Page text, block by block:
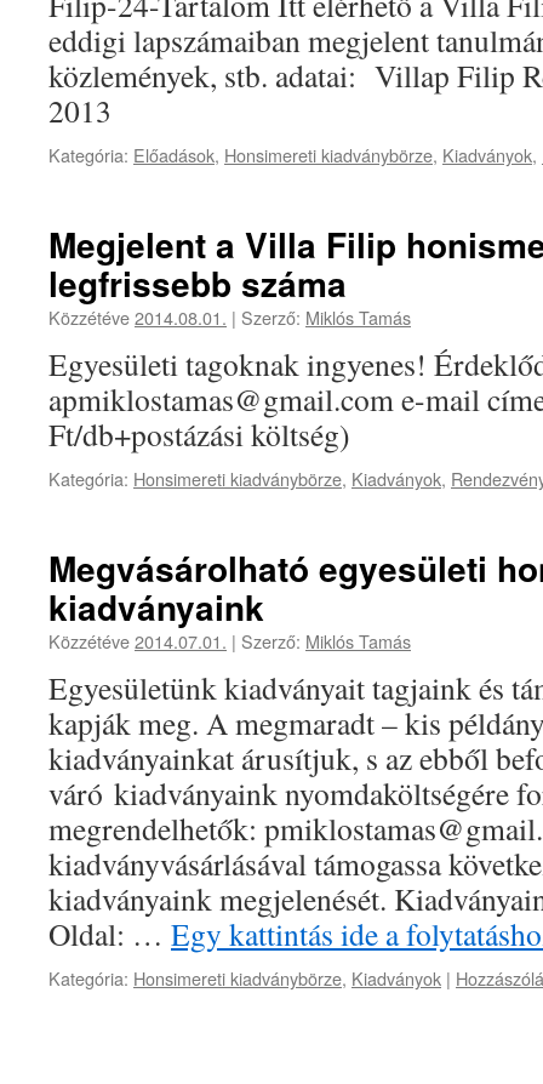
eddigi lapszámaiban megjelent
közlemények, stb. adatai: Villap Filip
2013
Kategória: Előadások, Honsimereti kiadványbörze, Kiadványok,
Megjelent a Villa Filip
legfrissebb száma
Közzétéve2014.08.01. | Szerző: Miklós Tamás
Egyesületi tagoknak ingyenes!
apmiklostamas@gmail.com e-mail
Ft/db+postázási költség)
Kategória: Honsimereti kiadványbörze, Kiadványok,
Megvásárolható egyesületi
kiadványaink
Közzétéve2014.07.01. | Szerző: Miklós Tamás
Egyesületünk kiadványait tagjaink és
kapják meg. A megmaradt – kis
kiadványainkat árusítjuk, s az ebből
váró kiadványaink nyomdaköltségére
megrendelhetők:
kiadványvásárlásával támogassa
kiadványaink megjelenését.
Oldal: … Egy kattintás ide a
Kategória: Honsimereti kiadványbörze, Kiadványok |